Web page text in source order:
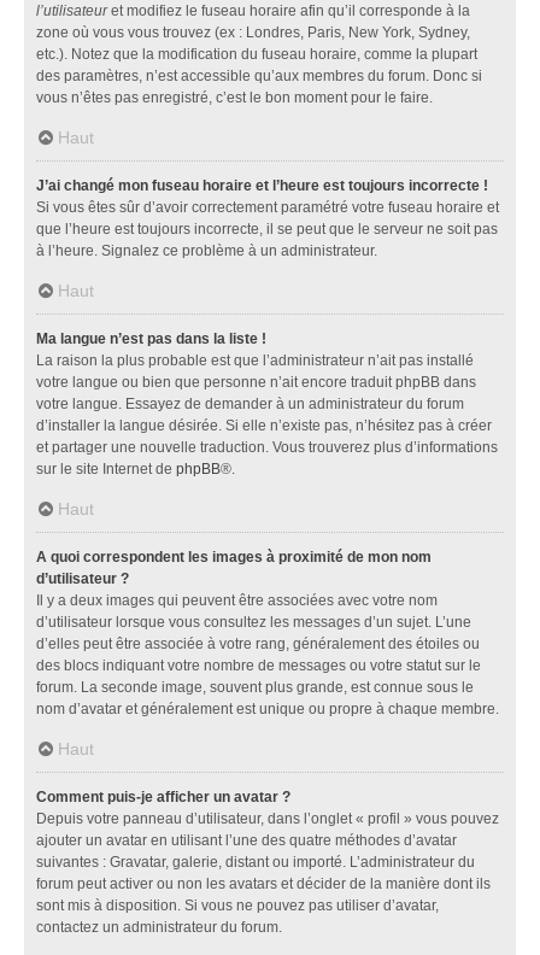
l’utilisateuret modifiez le fuseau horaire afin qu’il corresponde à la
zone où vous vous trouvez (ex : Londres, Paris, New York, Sydney,
etc.). Notez que la modification du fuseau horaire, comme la plupart
des paramètres, n’est accessible qu’aux membres du forum. Donc si
vous n’êtes pas enregistré, c’est le bon moment pour le faire.
Haut
J’ai changé mon fuseau horaire et l’heure est toujours incorrecte !
Si vous êtes sûr d’avoir correctement paramétré votre fuseau horaire et
que l’heure est toujours incorrecte, il se peut que le serveur ne soit pas
à l’heure. Signalez ce problème à un administrateur.
Haut
Ma langue n’est pas dans la liste !
La raison la plus probable est que l’administrateur n’ait pas installé
votre langue ou bien que personne n’ait encore traduit phpBB dans
votre langue. Essayez de demander à un administrateur du forum
d’installer la langue désirée. Si elle n’existe pas, n’hésitez pas à créer
et partager une nouvelle traduction. Vous trouverez plus d’informations
sur le site Internet de phpBB®.
Haut
A quoi correspondent les images à proximité de mon nom
d’utilisateur ?
Il y a deux images qui peuvent être associées avec votre nom
d’utilisateur lorsque vous consultez les messages d’un sujet. L’une
d’elles peut être associée à votre rang, généralement des étoiles ou
des blocs indiquant votre nombre de messages ou votre statut sur le
forum. La seconde image, souvent plus grande, est connue sous le
nom d’avatar et généralement est unique ou propre à chaque membre.
Haut
Comment puis-je afficher un avatar ?
Depuis votre panneau d’utilisateur, dans l’onglet « profil » vous pouvez
ajouter un avatar en utilisant l’une des quatre méthodes d’avatar
suivantes : Gravatar, galerie, distant ou importé. L’administrateur du
forum peut activer ou non les avatars et décider de la manière dont ils
sont mis à disposition. Si vous ne pouvez pas utiliser d’avatar,
contactez un administrateur du forum.